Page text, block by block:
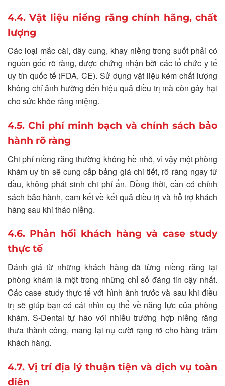
4.4. Vật liệu niềng răng chính hãng, chất
lượng
Các loại mắc cài, dây cung, khay niềng trong suốt phải có
nguồn gốc rõ ràng, được chứng nhận bởi các tổ chức y tế
uy tín quốc tế (FDA, CE). Sử dụng vật liệu kém chất lượng
không chỉ ảnh hưởng đến hiệu quả điều trị mà còn gây hại
cho sức khỏe răng miệng.
4.5. Chi phí minh bạch và chính sách bảo
hành rõ ràng
Chi phí niềng răng thường không hề nhỏ, vì vậy một phòng
khám uy tín sẽ cung cấp bảng giá chi tiết, rõ ràng ngay từ
đầu, không phát sinh chi phí ẩn. Đồng thời, cần có chính
sách bảo hành, cam kết về kết quả điều trị và hỗ trợ khách
hàng sau khi tháo niềng.
4.6. Phản hồi khách hàng và case study
thực tế
Đánh giá từ những khách hàng đã từng niềng răng tại
phòng khám là một trong những chỉ số đáng tin cậy nhất.
Các case study thực tế với hình ảnh trước và sau khi điều
trị sẽ giúp bạn có cái nhìn cụ thể về năng lực của phòng
khám. S-Dental tự hào với nhiều trường hợp niềng răng
thưa thành công, mang lại nụ cười rạng rỡ cho hàng trăm
khách hàng.
4.7. Vị trí địa lý thuận tiện và dịch vụ toàn
diện